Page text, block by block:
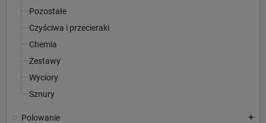
Pozostałe
Czyściwa i przecieraki
Chemia
Zestawy
Wyciory
Sznury
Polowanie add